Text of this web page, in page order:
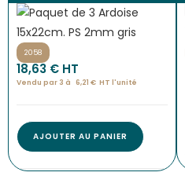
2058
18,63 € HT
Vendu par 3 à 6,21 € HT l'unité
AJOUTER AU PANIER